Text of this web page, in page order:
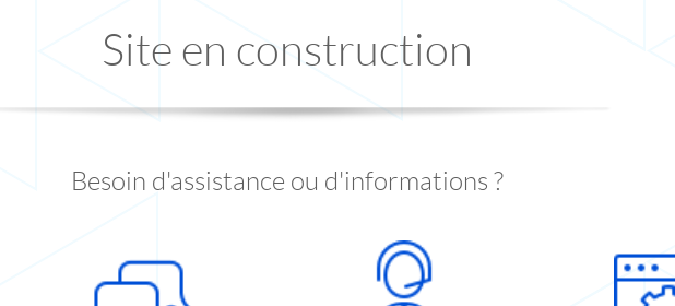
Site en construction
Besoin d'assistance ou d'informations ?